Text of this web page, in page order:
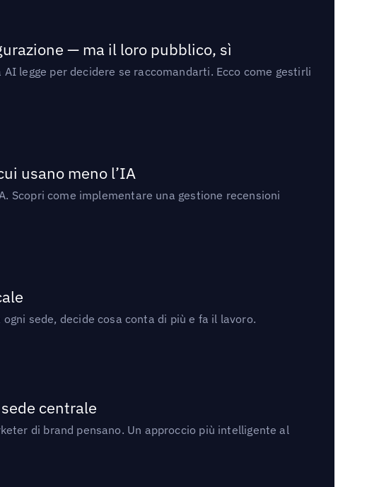
— ma il loro pubblico, sì
legge per decidere se raccomandarti. Ecco come gestirli
usano meno l’IA
Scopri come implementare una gestione recensioni
sede, decide cosa conta di più e fa il lavoro.
centrale
di brand pensano. Un approccio più intelligente al